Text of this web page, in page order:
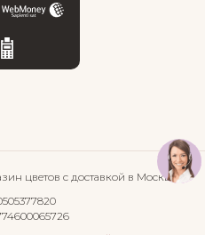
цветов с доставкой в Москве